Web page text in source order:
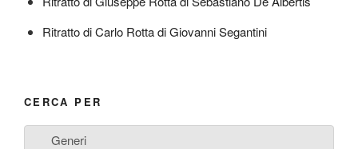
Ritratto di Carlo Rotta di Giovanni Segantini
CERCA PER
Generi